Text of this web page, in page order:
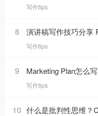
写作tips
8 演讲稿写作技巧分享
写作tips
9 Marketing Plan怎么写？有
写作tips
10 什么是批判性思维？